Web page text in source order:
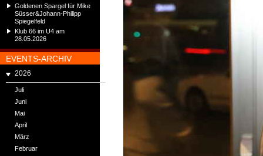
Goldenen Spargel für Mike
Süsser&Johann-Philipp
Spiegelfeld
Klub 66 im U4 am
28.05.2026
EVENTS-ARCHIV
2026
Juli
Juni
Mai
April
März
Februar